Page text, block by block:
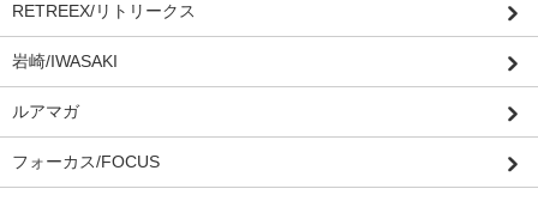
RETREEX/リトリークス
岩崎/IWASAKI
ルアマガ
フォーカス/FOCUS